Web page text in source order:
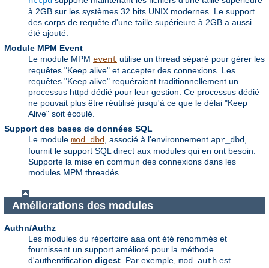
à 2GB sur les systèmes 32 bits UNIX modernes. Le support
des corps de requête d'une taille supérieure à 2GB a aussi
été ajouté.
Module MPM Event
Le module MPM event utilise un thread séparé pour gérer les
requêtes "Keep alive" et accepter des connexions. Les
requêtes "Keep alive" requéraient traditionnellement un
processus httpd dédié pour leur gestion. Ce processus dédié
ne pouvait plus être réutilisé jusqu'à ce que le délai "Keep
Alive" soit écoulé.
Support des bases de données SQL
Le module mod_dbd , associé à l'environnement apr_dbd
fournit le support SQL direct aux modules qui en ont besoin.
Supporte la mise en commun des connexions dans les
modules MPM threadés.
Améliorations des modules
Authn/Authz
Les modules du répertoire aaa ont été renommés et
fournissent un support amélioré pour la méthode
d'authentification digest. Par exemple, mod_auth est